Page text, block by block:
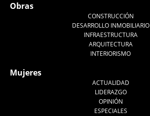
Obras
CONSTRUCCIÓN
DESARROLLO INMOBILIARIO
INFRAESTRUCTURA
ARQUITECTURA
INTERIORISMO
Mujeres
ACTUALIDAD
LIDERAZGO
OPINIÓN
ESPECIALES